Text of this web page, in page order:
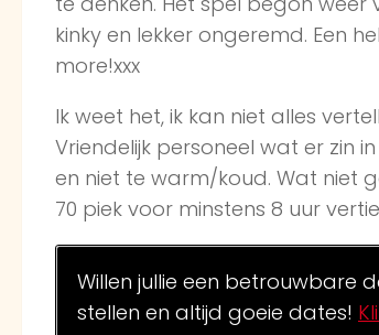
kinky en lekker ongeremd. Een
more!xxx
Ik weet het, ik kan niet alles
Vriendelijk personeel wat er zin
en niet te warm/koud. Wat niet
70 piek voor minstens 8 uur
Willen jullie een betrouwbare
stellen en altijd goeie dates!